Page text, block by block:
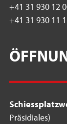
+41 31 930 12
+41 31 930 11
Präsidiales)